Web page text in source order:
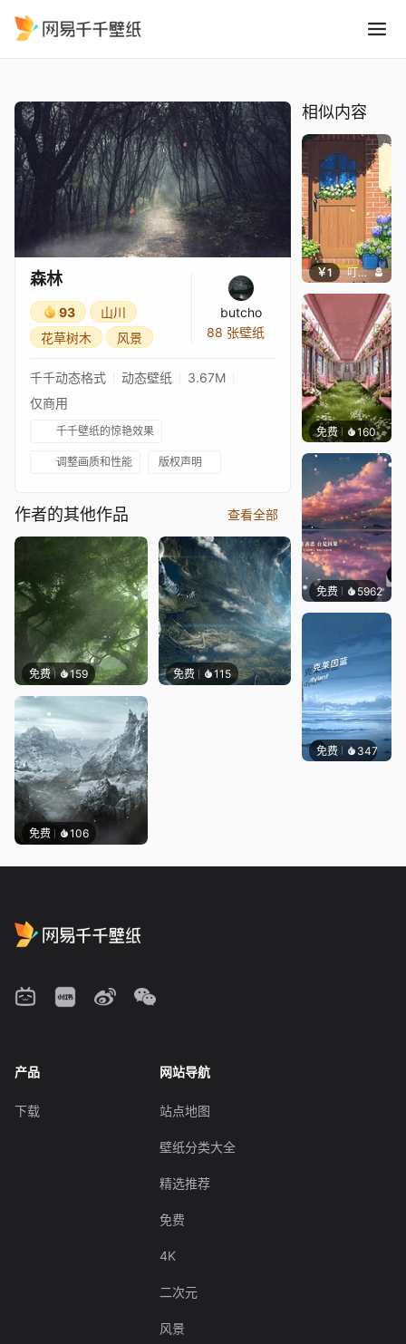
森林
93
山川
花草树木
风景
butcho
88 张壁纸
千千动态格式 动态壁纸
3.67M
仅商用
千千壁纸的惊艳效果
调整画质和性能 版权声明
作者的其他作品 查看全部
免费 159 免费 115
免费 106
相似内容
￥1 叮叮当当
免费 160渔小小
免费 5962冰茶
免费 347冰茶Ln
产品
下载
网站导航
站点地图
壁纸分类大全
精选推荐
免费
4K
二次元
风景